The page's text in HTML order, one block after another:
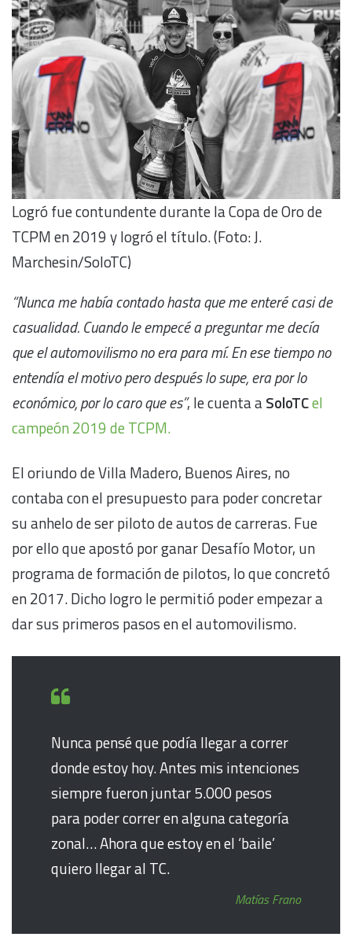
Logró fue contundente durante la Copa de Oro de
TCPM en 2019 y logró el título. (Foto: J.
Marchesin/SoloTC)
“Nunca me había contado hasta que me enteré casi de
casualidad. Cuando le empecé a preguntar me decía
que el automovilismo no era para mí. En ese tiempo no
entendía el motivo pero después lo supe, era por lo
económico, por lo caro que es”, le cuenta aSoloTCel
campeón 2019 de TCPM.
El oriundo de Villa Madero, Buenos Aires, no
contaba con el presupuesto para poder concretar
su anhelo de ser piloto de autos de carreras. Fue
por ello que apostó por ganar Desafío Motor, un
programa de formación de pilotos, lo que concretó
en 2017. Dicho logro le permitió poder empezar a
dar sus primeros pasos en el automovilismo.
Nunca pensé que podía llegar a correr
donde estoy hoy. Antes mis intenciones
siempre fueron juntar 5.000 pesos
para poder correr en alguna categoría
zonal… Ahora que estoy en el ‘baile’
quiero llegar al TC.
Matías Frano